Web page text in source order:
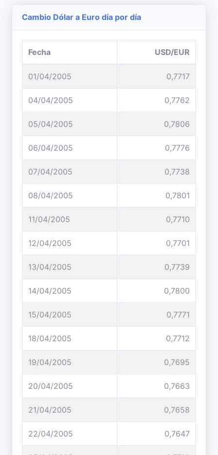
Cambio Dólar a Euro día por día
Fecha USD/EUR
01/04/2005 0,7717
04/04/2005 0,7762
05/04/2005 0,7806
06/04/2005 0,7776
07/04/2005 0,7738
08/04/2005 0,7801
11/04/2005 0,7710
12/04/2005 0,7701
13/04/2005 0,7739
14/04/2005 0,7800
15/04/2005 0,7771
18/04/2005 0,7712
19/04/2005 0,7695
20/04/2005 0,7663
21/04/2005 0,7658
22/04/2005 0,7647